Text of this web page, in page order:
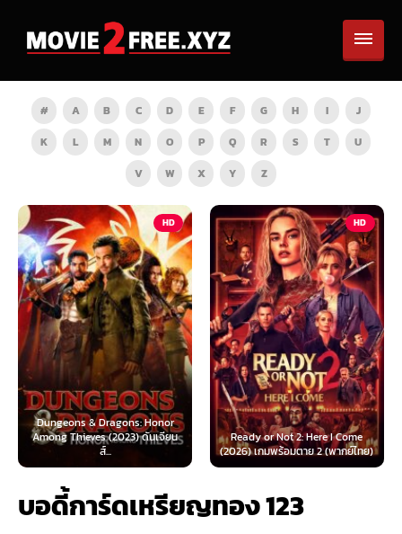
# A B C D E F G H I
J
K
L M N O P Q R S T
U
V
W X Y Z
HD
Dragons: Honor
(2023) ดันเจียน
HD
Ready or Not 2: Here I Come
(2026) เกมพร้อมตาย 2 (พากย์ไทย)
Now You See
(2025) อาช
บอดี้การ์ดเหรียญทอง 123